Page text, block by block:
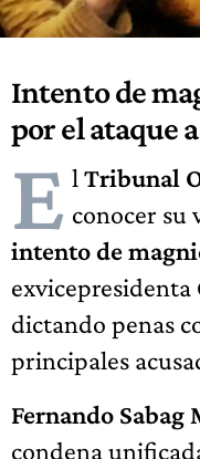
Intento de
por el ataque
E l Tribunal
conocer su
intento de
exvicepresidenta
dictando penas
principales
Fernando Sabag
condena